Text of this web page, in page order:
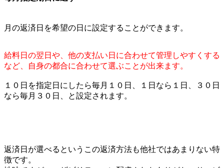
月の返済日を希望の日に設定することができます。
給料日の翌日や、他の支払い日に合わせて管理しやすくする
など、自身の都合に合わせて選ぶことが出来ます。
１０日を指定日にしたら毎月１０日、１日なら１日、３０日
なら毎月３０日、と設定されます。
返済日が選べるというこの返済方法も他社ではあまりない特
徴です。